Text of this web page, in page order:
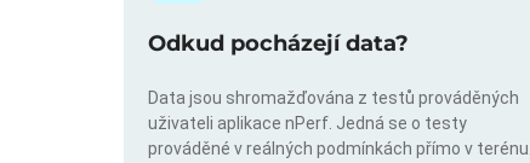
Odkud pocházejí data?
Data jsou shromažďována z testů prováděných
uživateli aplikace nPerf. Jedná se o testy
prováděné v reálných podmínkách přímo v terénu.